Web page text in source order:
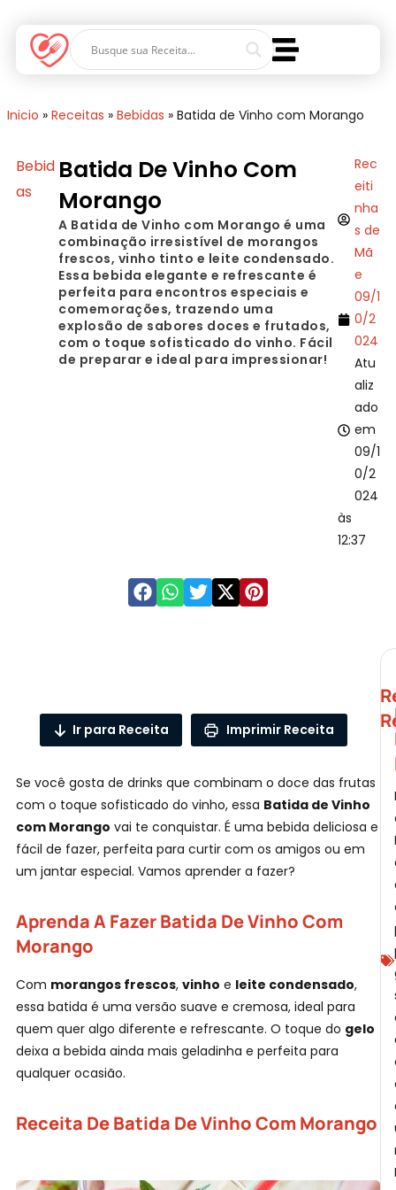
Inicio » Receitas » Bebidas » Batida de Vinho com Morango
Bebid
as
Batida De Vinho Com
Morango
A Batida de Vinho com Morango é uma
combinação irresistível de morangos
frescos, vinho tinto e leite condensado.
Essa bebida elegante e refrescante é
perfeita para encontros especiais e
comemorações, trazendo uma
explosão de sabores doces e frutados,
com o toque sofisticado do vinho. Fácil
de preparar e ideal para impressionar!
Rec
eiti
nha
s de
Mã
e
09/1
0/2
024
Atu
aliz
ado
em
09/1
0/2
024
às
12:37
Ir para Receita Imprimir Receita
Se você gosta de drinks que combinam o doce das frutas
com o toque sofisticado do vinho, essa Batida de Vinho
com Morango vai te conquistar. É uma bebida deliciosa e
fácil de fazer, perfeita para curtir com os amigos ou em
um jantar especial. Vamos aprender a fazer?
Aprenda A Fazer Batida De Vinho Com
Morango
Com morangos frescos, vinho e leite condensado,
essa batida é uma versão suave e cremosa, ideal para
quem quer algo diferente e refrescante. O toque do gelo
deixa a bebida ainda mais geladinha e perfeita para
qualquer ocasião.
Receita De Batida De Vinho Com Morango
e
e